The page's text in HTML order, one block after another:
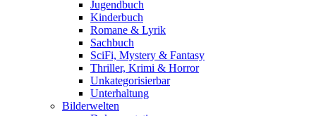
Jugendbuch
Kinderbuch
Romane & Lyrik
Sachbuch
SciFi, Mystery & Fantasy
Thriller, Krimi & Horror
Unkategorisierbar
Unterhaltung
Bilderwelten